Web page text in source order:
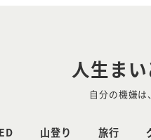
人生ま
自分の機嫌は
山登り 旅行